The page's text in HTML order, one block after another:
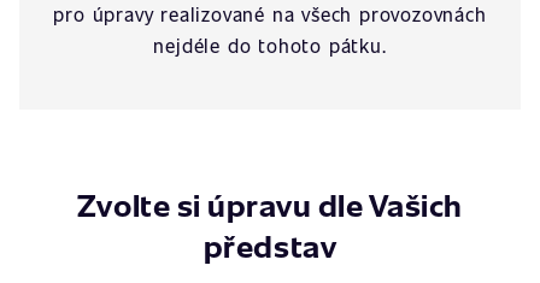
pro úpravy realizované na všech provozovnách
nejdéle do tohoto pátku.
Zvolte si úpravu dle Vašich
představ